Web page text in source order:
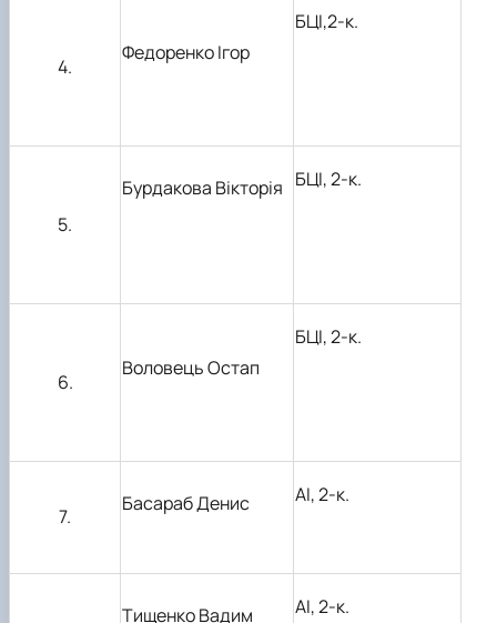
4.
Федоренко Ігор
БЦІ,2-к.
5.
Бурдакова Вікторія БЦІ, 2-к.
6.
Воловець Остап
БЦІ, 2-к.
7.
Басараб Денис АІ, 2-к.
Тищенко Вадим АІ, 2-к.